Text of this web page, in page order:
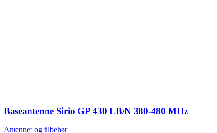
Baseantenne Sirio GP 430 LB/N 380-480 MHz
Antenner og tilbehør